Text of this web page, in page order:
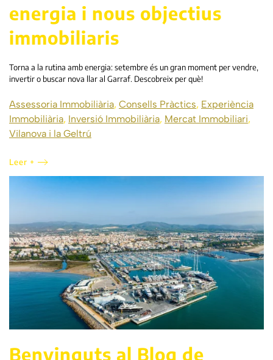
energia i nous objectius
immobiliaris
Torna a la rutina amb energia: setembre és un gran moment per vendre,
invertir o buscar nova llar al Garraf. Descobreix per què!
Assessoria Immobiliària, Consells Pràctics, Experiència
Immobiliària, Inversió Immobiliària, Mercat Immobiliari,
Vilanova i la Geltrú
Leer +
Benvinguts al Blog de